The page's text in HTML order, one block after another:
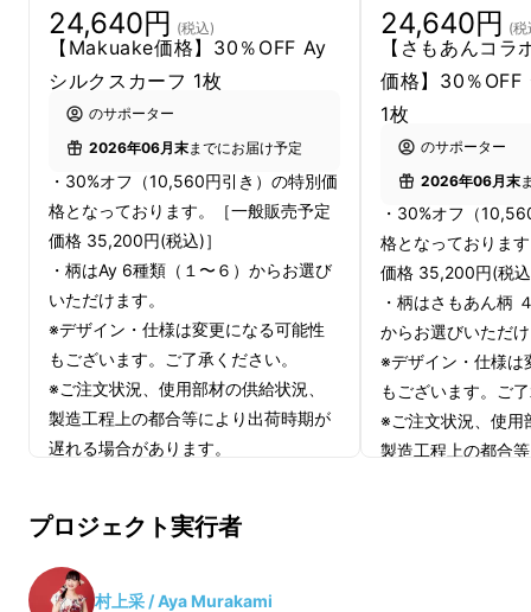
しかし現在、伊勢崎銘仙は衰退し、職人や機
械、技法の資料もほとんど残っていません。
地元の人でさえ知らない文化になりつつありま
す。
地域のアイデンティティが、静かに失われよう
としている。
24,640円 (税込)
【Makuake価格】30％OFF Ay
シルクスカーフ 1枚
のサポーター
2026年06月末までにお届け予定
・30%オフ（10,560円引き）の特別価
格となっております。［一般販売予定
価格 35,200円(税込)］
・柄はAy 6種類（１〜６）からお選び
いただけます。
※デザイン・仕様は変更になる可能性
もございます。ご了承ください。
※ご注文状況、使用部材の供給状況、
製造工程上の都合等により出荷時期が
遅れる場合があります。
24,640円 (税
【さもあんコ
価格】30％OFF
1枚
のサポーター
2026年06月末
・30%オフ（
格となっておりま
価格 35,200円(税
・柄はさもあん柄
からお選びいただ
※デザイン・仕様は
もございます。ご
※ご注文状況、使用
製造工程上の都合
プロジェクト実行者
村上采 / Aya Murakami